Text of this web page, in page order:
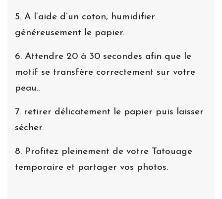
5. A l’aide d’un coton, humidifier
généreusement le papier.
6. Attendre 20 à 30 secondes afin que le
motif se transfère correctement sur votre
peau..
7. retirer délicatement le papier puis laisser
sécher.
8. Profitez pleinement de votre Tatouage
temporaire et partager vos photos.